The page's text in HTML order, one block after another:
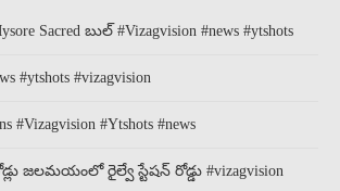
Sacred బుల్ #Vizagvision #news #ytshots
#ytshots #vizagvision
#Vizagvision #Ytshots #news
జలమయంలో రైల్వే స్టేషన్ రోడ్డు #vizagvision